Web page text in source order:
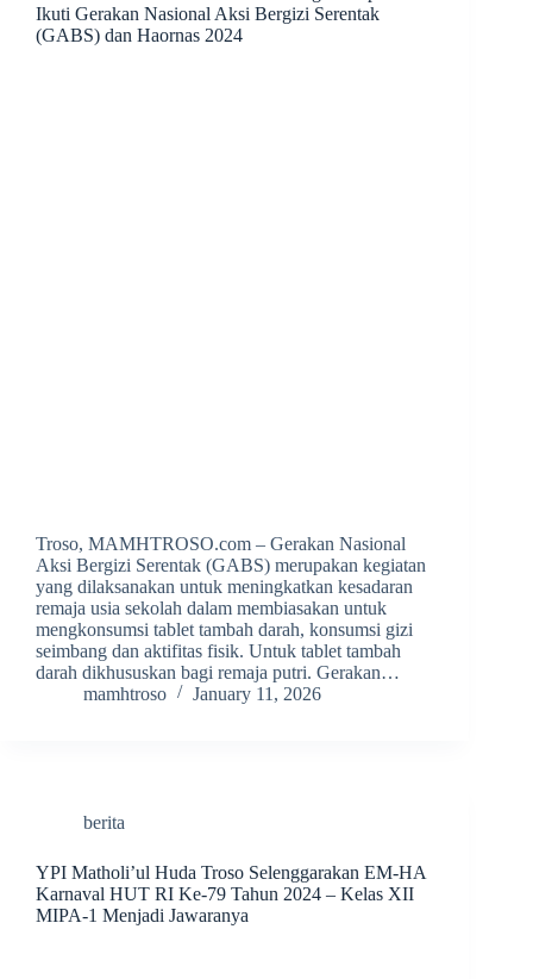
Ikuti Gerakan Nasional Aksi Bergizi Serentak
(GABS) dan Haornas 2024
Troso, MAMHTROSO.com – Gerakan Nasional
Aksi Bergizi Serentak (GABS) merupakan kegiatan
yang dilaksanakan untuk meningkatkan kesadaran
remaja usia sekolah dalam membiasakan untuk
mengkonsumsi tablet tambah darah, konsumsi gizi
seimbang dan aktifitas fisik. Untuk tablet tambah
darah dikhususkan bagi remaja putri. Gerakan…
mamhtroso
January 11, 2026
berita
YPI Matholi’ul Huda Troso Selenggarakan EM-HA
Karnaval HUT RI Ke-79 Tahun 2024 – Kelas XII
MIPA-1 Menjadi Jawaranya